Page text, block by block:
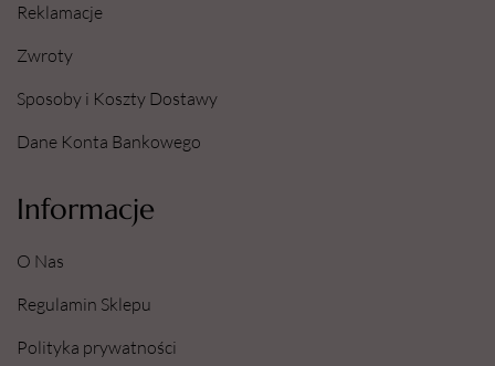
Reklamacje
Zwroty
Sposoby i Koszty Dostawy
Dane Konta Bankowego
Informacje
O Nas
Regulamin Sklepu
Polityka prywatności